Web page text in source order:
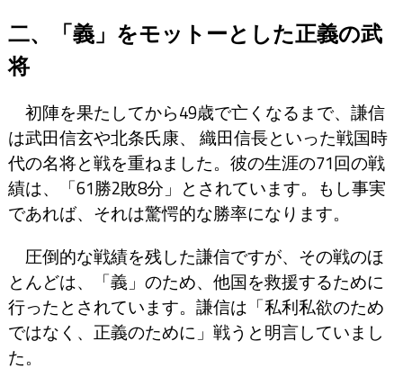
二、「義」をモットーとした正義の武
将
初陣を果たしてから49歳で亡くなるまで、謙信
は武田信玄や北条氏康、 織田信長といった戦国時
代の名将と戦を重ねました。彼の生涯の71回の戦
績は、「61勝2敗8分」とされています。もし事実
であれば、それは驚愕的な勝率になります。
圧倒的な戦績を残した謙信ですが、その戦のほ
とんどは、「義」のため、他国を救援するために
行ったとされています。謙信は「私利私欲のため
ではなく、正義のために」戦うと明言していまし
た。